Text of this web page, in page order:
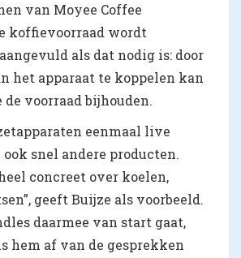
van Moyee Coffee
koffievoorraad wordt
als dat nodig is: door
het apparaat te koppelen kan
de voorraad bijhouden.
eenmaal live
snel andere producten.
concreet over koelen,
geeft Buijze als voorbeeld.
daarmee van start gaat,
hem af van de gesprekken